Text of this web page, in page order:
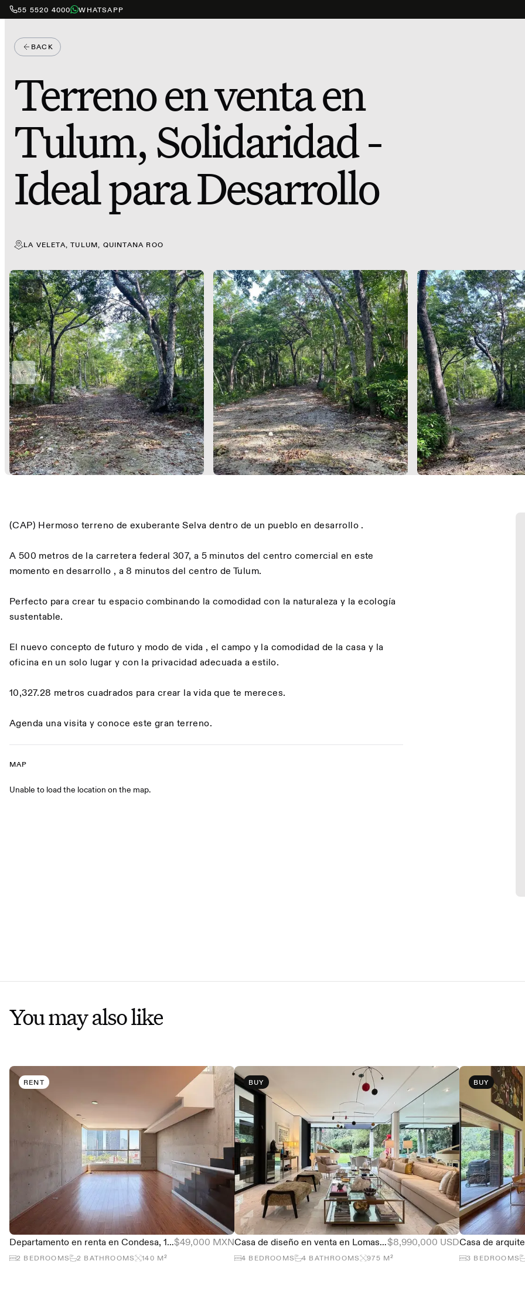
55 5520 4000 WHATSAPP
BACK
Terreno en venta en
Tulum, Solidaridad -
Ideal para Desarrollo
LA VELETA, TULUM, QUINTANA ROO
PREVIOUS SLIDE
(CAP) Hermoso terreno de exuberante Selva dentro de un pueblo en desarrollo .
A 500 metros de la carretera federal 307, a 5 minutos del centro comercial en este
momento en desarrollo , a 8 minutos del centro de Tulum.
Perfecto para crear tu espacio combinando la comodidad con la naturaleza y la ecología
sustentable.
El nuevo concepto de futuro y modo de vida , el campo y la comodidad de la casa y la
oficina en un solo lugar y con la privacidad adecuada a estilo.
10,327.28 metros cuadrados para crear la vida que te mereces.
Agenda una visita y conoce este gran terreno.
Map
MAP
Unable to load the location on the map.
You may also like
RENT
Departamento en renta en Condesa, 122 m² con roof propio y terraza$49,000 MXN
2 BEDROOMS 2 BATHROOMS 140 M²
BUY
Casa de diseño en venta en Lomas de Chapultepec, 4 recámaras y alberca$8,990,000 USD
4 BEDROOMS 4 BATHROOMS 975 M²
BUY
3 BEDROOMS